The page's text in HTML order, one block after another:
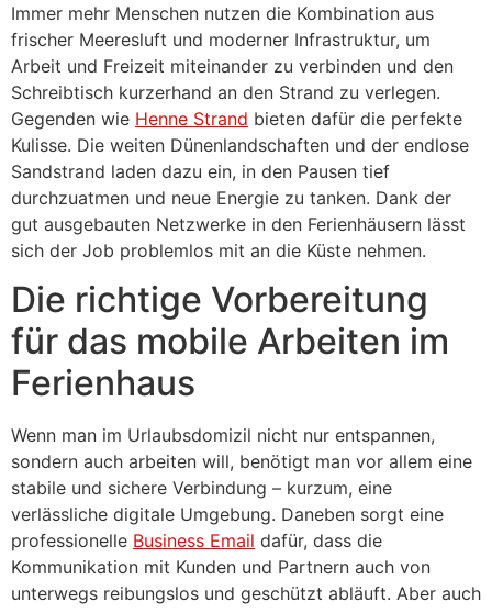
Immer mehr Menschen nutzen die Kombination aus
frischer Meeresluft und moderner Infrastruktur, um
Arbeit und Freizeit miteinander zu verbinden und den
Schreibtisch kurzerhand an den Strand zu verlegen.
Gegenden wie Henne Strand bieten dafür die perfekte
Kulisse. Die weiten Dünenlandschaften und der endlose
Sandstrand laden dazu ein, in den Pausen tief
durchzuatmen und neue Energie zu tanken. Dank der
gut ausgebauten Netzwerke in den Ferienhäusern lässt
sich der Job problemlos mit an die Küste nehmen.
Die richtige Vorbereitung
für das mobile Arbeiten im
Ferienhaus
Wenn man im Urlaubsdomizil nicht nur entspannen,
sondern auch arbeiten will, benötigt man vor allem eine
stabile und sichere Verbindung – kurzum, eine
verlässliche digitale Umgebung. Daneben sorgt eine
professionelle Business Email dafür, dass die
Kommunikation mit Kunden und Partnern auch von
unterwegs reibungslos und geschützt abläuft. Aber auch